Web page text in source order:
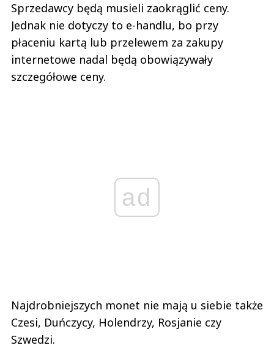
Sprzedawcy będą musieli zaokrąglić ceny.
Jednak nie dotyczy to e-handlu, bo przy
płaceniu kartą lub przelewem za zakupy
internetowe nadal będą obowiązywały
szczegółowe ceny.
ad
Najdrobniejszych monet nie mają u siebie także
Czesi, Duńczycy, Holendrzy, Rosjanie czy
Szwedzi.